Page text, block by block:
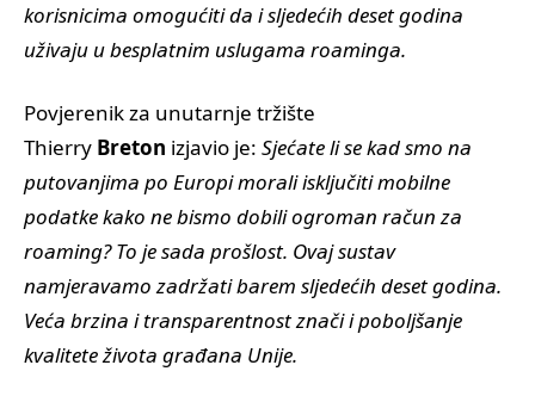
korisnicima omogućiti da i sljedećih deset godina
uživaju u besplatnim uslugama roaminga.
Povjerenik za unutarnje tržište
Thierry Breton izjavio je: Sjećate li se kad smo na
putovanjima po Europi morali isključiti mobilne
podatke kako ne bismo dobili ogroman račun za
roaming? To je sada prošlost. Ovaj sustav
namjeravamo zadržati barem sljedećih deset godina.
Veća brzina i transparentnost znači i poboljšanje
kvalitete života građana Unije.